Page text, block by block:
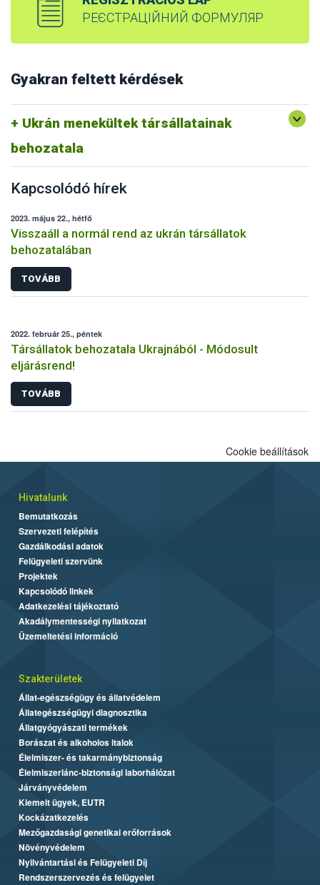
РЕЄСТРАЦІЙНИЙ ФОРМУЛЯР
Gyakran feltett kérdések
Ukrán menekültek társállatainak
behozatala
Kapcsolódó hírek
2023. május 22., hétfő
Visszaáll a normál rend az ukrán társállatok
behozatalában
TOVÁBB
2022. február 25., péntek
Társállatok behozatala Ukrajnából - Módosult
eljárásrend!
TOVÁBB
Cookie beállítások
Hivatalunk
Bemutatkozás
Szervezeti felépítés
Gazdálkodási adatok
Felügyeleti szervünk
Projektek
Kapcsolódó linkek
Adatkezelési tájékoztató
Akadálymentességi nyilatkozat
Üzemeltetési információ
Szakterületek
Állat-egészségügy és állatvédelem
Állategészségügyi diagnosztika
Állatgyógyászati termékek
Borászat és alkoholos italok
Élelmiszer- és takarmánybiztonság
Élelmiszerlánc-biztonsági laborhálózat
Járványvédelem
Kiemelt ügyek, EUTR
Kockázatkezelés
Mezőgazdasági genetikai erőforrások
Növényvédelem
Nyilvántartási és Felügyeleti Díj
Rendszerszervezés és felügyelet